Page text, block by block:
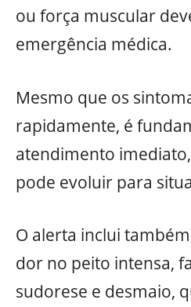
ou força muscular
emergência médica.
Mesmo que os
rapidamente, é
atendimento
pode evoluir para
O alerta inclui
dor no peito intensa,
sudorese e desmaio,